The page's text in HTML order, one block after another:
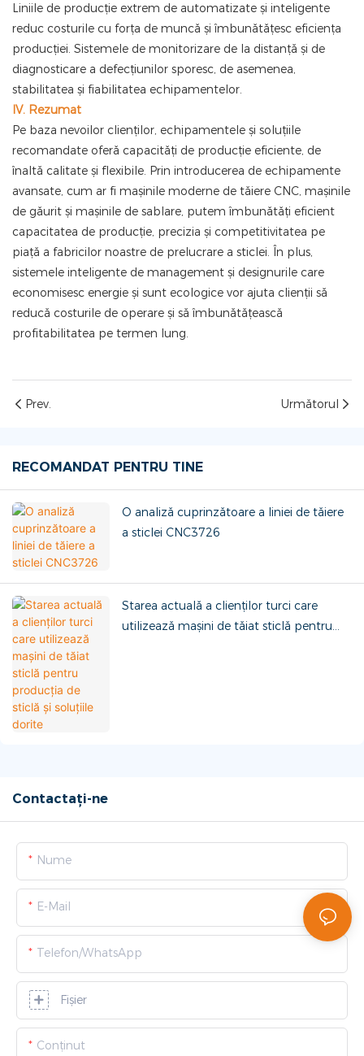
Liniile de producție extrem de automatizate și inteligente
reduc costurile cu forța de muncă și îmbunătățesc eficiența
producției. Sistemele de monitorizare de la distanță și de
diagnosticare a defecțiunilor sporesc, de asemenea,
stabilitatea și fiabilitatea echipamentelor.
IV. Rezumat
Pe baza nevoilor clienților, echipamentele și soluțiile
recomandate oferă capacități de producție eficiente, de
înaltă calitate și flexibile. Prin introducerea de echipamente
avansate, cum ar fi mașinile moderne de tăiere CNC, mașinile
de găurit și mașinile de sablare, putem îmbunătăți eficient
capacitatea de producție, precizia și competitivitatea pe
piață a fabricilor noastre de prelucrare a sticlei. În plus,
sistemele inteligente de management și designurile care
economisesc energie și sunt ecologice vor ajuta clienții să
reducă costurile de operare și să îmbunătățească
profitabilitatea pe termen lung.
Prev. Următorul
RECOMANDAT PENTRU TINE
O analiză cuprinzătoare a liniei de tăiere
a sticlei CNC3726
Starea actuală a clienților turci care
utilizează mașini de tăiat sticlă pentru
Contactați-ne
Nume
E-Mail
Telefon/WhatsApp
Fişier
Conţinut